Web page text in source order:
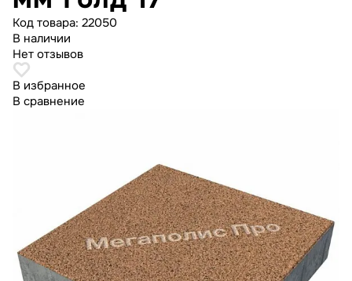
Код товара: 22050
В наличии
Нет отзывов
В избранное
В сравнение